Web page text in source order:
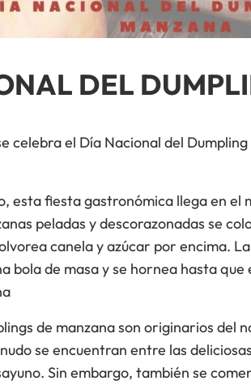
DEL
celebra el Día Nacional del
esta fiesta gastronómica llega en el
peladas y descorazonadas se
canela y azúcar por encima.
bola de masa y se hornea hasta
de manzana son originarios del
se encuentran entre las
Sin embargo, también se